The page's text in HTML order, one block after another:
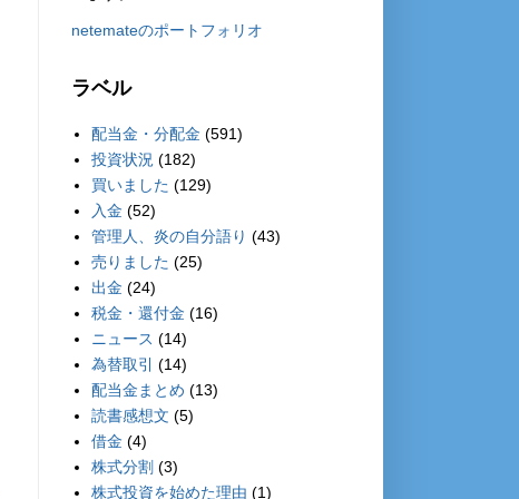
netemateのポートフォリオ
ラベル
配当金・分配金 (591)
投資状況 (182)
買いました (129)
入金 (52)
管理人、炎の自分語り (43)
売りました (25)
出金 (24)
税金・還付金 (16)
ニュース (14)
為替取引
(14)
配当金まとめ (13)
読書感想文 (5)
借金 (4)
株式分割 (3)
株式投資を始めた理由 (1)